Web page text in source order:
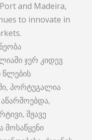
and Madeira,
to innovate in
ჯერ კიდევ
წლების
პორტუგალია
მჟავე